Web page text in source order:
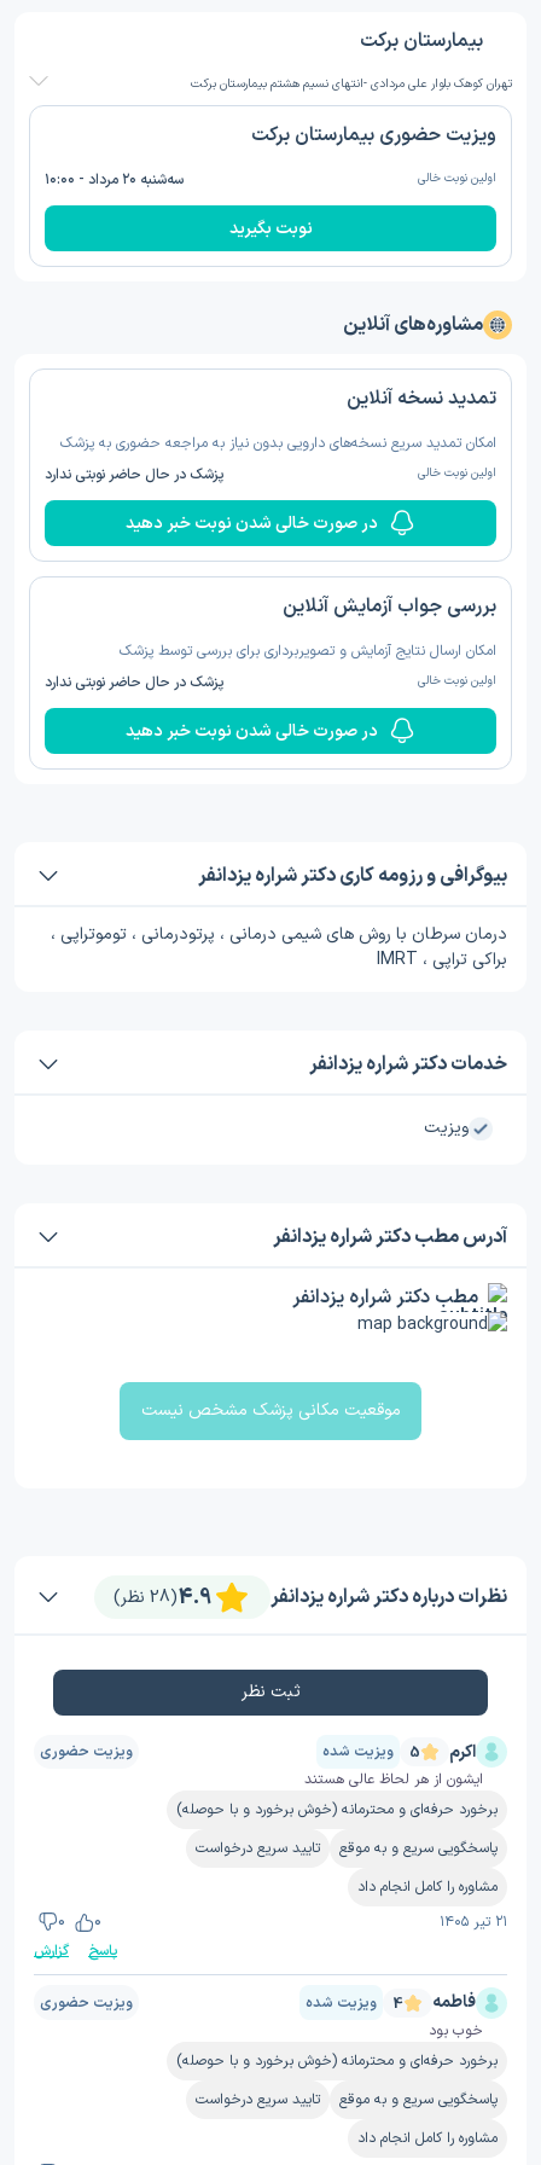
بیمارستان برکت
تهران کوهک بلوار علی مردادی -انتهای نسیم هشتم بیمارستان برکت
ویزیت حضوری بیمارستان برکت
اولین نوبت خالی سه‌شنبه ۲۰ مرداد - ۱۰:۰۰
نوبت بگیرید
مشاوره‌های آنلاین
تمدید نسخه‌ آنلاین
امکان تمدید سریع نسخه‌های دارویی بدون نیاز به مراجعه حضوری به پزشک
اولین نوبت خالی پزشک در حال حاضر نوبتی ندارد
در صورت خالی شدن نوبت خبر دهید
بررسی جواب آزمایش آنلاین
امکان ارسال نتایج آزمایش و تصویربرداری برای بررسی توسط پزشک
اولین نوبت خالی پزشک در حال حاضر نوبتی ندارد
در صورت خالی شدن نوبت خبر دهید
بیوگرافی و رزومه کاری دکتر شراره یزدانفر
درمان سرطان با روش های شیمی درمانی ، پرتودرمانی ، توموتراپی ،
براکی تراپی ، IMRT
خدمات دکتر شراره یزدانفر
ویزیت
آدرس مطب دکتر شراره یزدانفر
مطب دکتر شراره یزدانفر
موقعیت مکانی پزشک مشخص نیست
نظرات درباره دکتر شراره یزدانفر (28 نظر)4.9
ثبت نظر
اکرم 5 ویزیت شده
ویزیت حضوری
ایشون از هر لحاظ عالی هستند
برخورد حرفه‌ای و محترمانه (خوش برخورد و با حوصله)
پاسخگویی سریع و به موقع
تایید سریع درخواست
مشاوره را کامل انجام داد
۲۱ تیر ۱۴۰۵
0
0
پاسخ
گزارش
فاطمه 4 ویزیت شده
ویزیت حضوری
خوب بود
برخورد حرفه‌ای و محترمانه (خوش برخورد و با حوصله)
پاسخگویی سریع و به موقع
تایید سریع درخواست
مشاوره را کامل انجام داد